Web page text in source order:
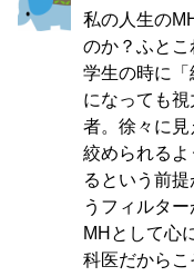
私の人生の
のか？ふと
学生の時に
になっても
者。徐々に
絞められる
るという前提
うフィルタ
MHとして心
科医だから